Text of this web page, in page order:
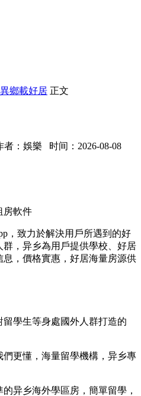
鄉載好居 正文
者：娛樂
时间：2026-08-08
房軟件
，致力於解決用戶所遇到的好
群，异乡為用戶提供學校、好居
，價格實惠，好居海量房源供
學生等身處國外人群打造的
更懂，海量留學機構，异乡專
异乡海外學區房，簡單留學，